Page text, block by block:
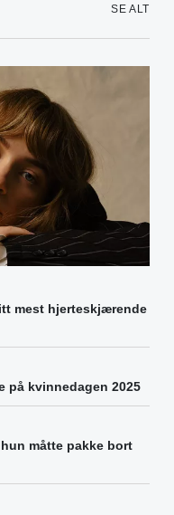
SE ALT
mest hjerteskjærende
på kvinnedagen 2025
måtte pakke bort